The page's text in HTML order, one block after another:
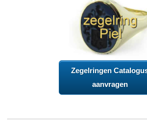
Zegelringen
aanvragen